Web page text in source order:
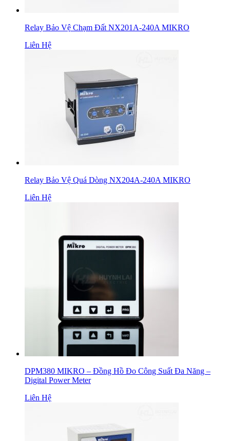
Relay Bảo Vệ Chạm Đất NX201A-240A MIKRO
Liên Hệ
Relay Bảo Vệ Quá Dòng NX204A-240A MIKRO
Liên Hệ
DPM380 MIKRO – Đồng Hồ Đo Công Suất Đa Năng –
Digital Power Meter
Liên Hệ